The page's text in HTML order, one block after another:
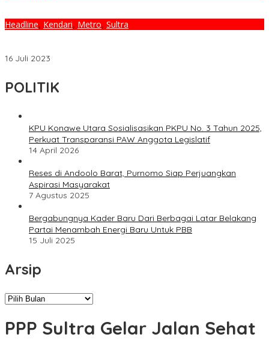
Headline, Kendari, Metro, Sultra
16 Juli 2023
POLITIK
KPU Konawe Utara Sosialisasikan PKPU No. 3 Tahun 2025,
Perkuat Transparansi PAW Anggota Legislatif
14 April 2026
Reses di Andoolo Barat, Purnomo Siap Perjuangkan
Aspirasi Masyarakat
7 Agustus 2025
Bergabungnya Kader Baru Dari Berbagai Latar Belakang
Partai Menambah Energi Baru Untuk PBB
15 Juli 2025
Arsip
Arsip
PPP Sultra Gelar Jalan Sehat